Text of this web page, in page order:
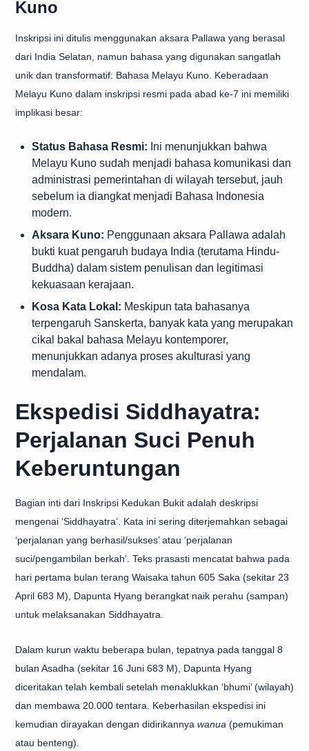
Kuno
Inskripsi ini ditulis menggunakan aksara Pallawa yang berasal
dari India Selatan, namun bahasa yang digunakan sangatlah
unik dan transformatif: Bahasa Melayu Kuno. Keberadaan
Melayu Kuno dalam inskripsi resmi pada abad ke-7 ini memiliki
implikasi besar:
Status Bahasa Resmi: Ini menunjukkan bahwa
Melayu Kuno sudah menjadi bahasa komunikasi dan
administrasi pemerintahan di wilayah tersebut, jauh
sebelum ia diangkat menjadi Bahasa Indonesia
modern.
Aksara Kuno: Penggunaan aksara Pallawa adalah
bukti kuat pengaruh budaya India (terutama Hindu-
Buddha) dalam sistem penulisan dan legitimasi
kekuasaan kerajaan.
Kosa Kata Lokal: Meskipun tata bahasanya
terpengaruh Sanskerta, banyak kata yang merupakan
cikal bakal bahasa Melayu kontemporer,
menunjukkan adanya proses akulturasi yang
mendalam.
Ekspedisi Siddhayatra:
Perjalanan Suci Penuh
Keberuntungan
Bagian inti dari Inskripsi Kedukan Bukit adalah deskripsi
mengenai ‘Siddhayatra’. Kata ini sering diterjemahkan sebagai
‘perjalanan yang berhasil/sukses’ atau ‘perjalanan
suci/pengambilan berkah’. Teks prasasti mencatat bahwa pada
hari pertama bulan terang Waisaka tahun 605 Saka (sekitar 23
April 683 M), Dapunta Hyang berangkat naik perahu (sampan)
untuk melaksanakan Siddhayatra.
Dalam kurun waktu beberapa bulan, tepatnya pada tanggal 8
bulan Asadha (sekitar 16 Juni 683 M), Dapunta Hyang
diceritakan telah kembali setelah menaklukkan ‘bhumi’ (wilayah)
dan membawa 20.000 tentara. Keberhasilan ekspedisi ini
kemudian dirayakan dengan didirikannya wanua (pemukiman
atau benteng).